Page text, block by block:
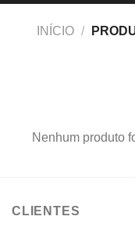
INÍCIO /
Nenhum produto
CLIENTES